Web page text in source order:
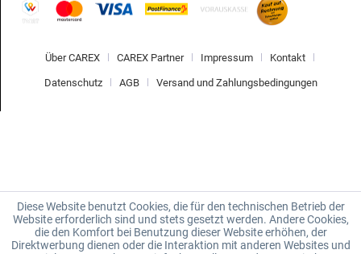
Über CAREX CAREX Partner Impressum Kontakt
Datenschutz AGB Versand und Zahlungsbedingungen
Diese Website benutzt Cookies, die für den technischen Betrieb der
Website erforderlich sind und stets gesetzt werden. Andere Cookies,
die den Komfort bei Benutzung dieser Website erhöhen, der
Direktwerbung dienen oder die Interaktion mit anderen Websites und